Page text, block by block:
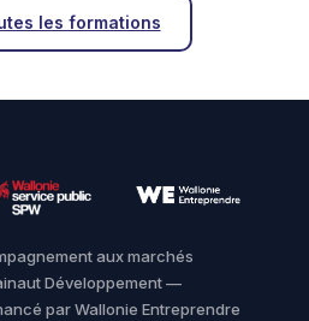
les formations
aux marchés
Développement —
par Wallonie Entreprendre